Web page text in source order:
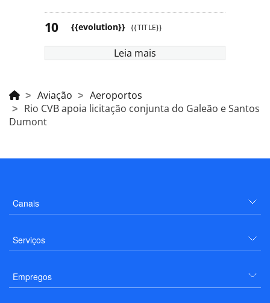
{{evolution}} {{TITLE}}
Leia mais
Aviação
Aeroportos
Rio CVB apoia licitação conjunta do Galeão e Santos
Dumont
Canais
Serviços
Empregos